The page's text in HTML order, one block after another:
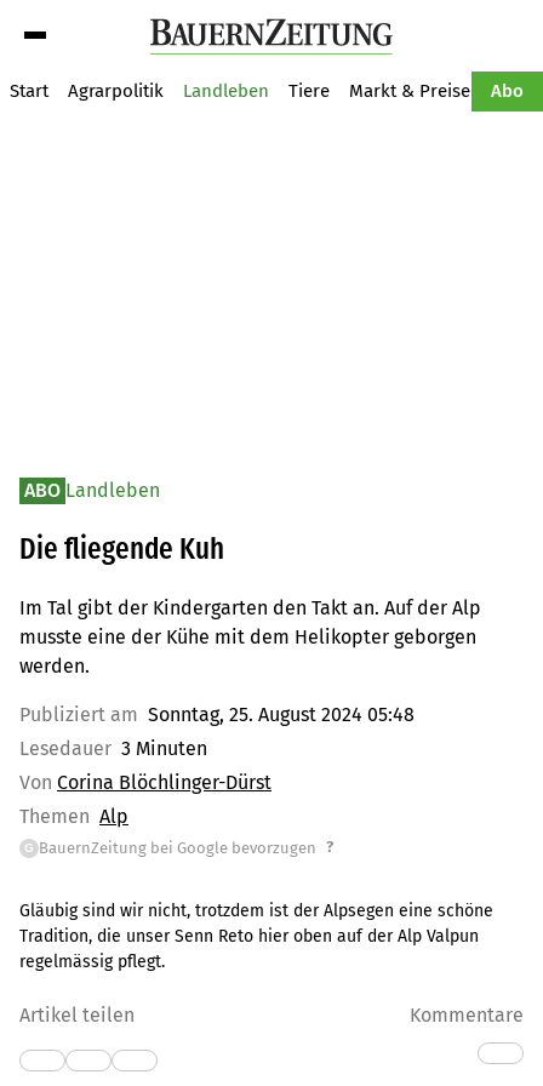
Start Agrarpolitik Landleben Tiere Markt & Preise Abo
ABO Landleben
Die fliegende Kuh
Im Tal gibt der Kindergarten den Takt an. Auf der Alp
musste eine der Kühe mit dem Helikopter geborgen
werden.
Publiziert am Sonntag, 25. August 2024 05:48
Lesedauer 3 Minuten
Von Corina Blöchlinger-Dürst
Themen Alp
G BauernZeitung bei Google bevorzugen ?
Gläubig sind wir nicht, trotzdem ist der Alpsegen eine schöne
Tradition, die unser Senn Reto hier oben auf der Alp Valpun
regelmässig pflegt.
Artikel teilen Kommentare